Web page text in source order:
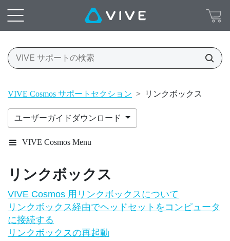
VIVE Cosmos サポートセクション > リンクボックス
ユーザーガイドダウンロード
VIVE Cosmos Menu
リンクボックス
VIVE Cosmos 用リンクボックスについて
リンクボックス経由でヘッドセットをコンピュータ
に接続する
リンクボックスの再起動